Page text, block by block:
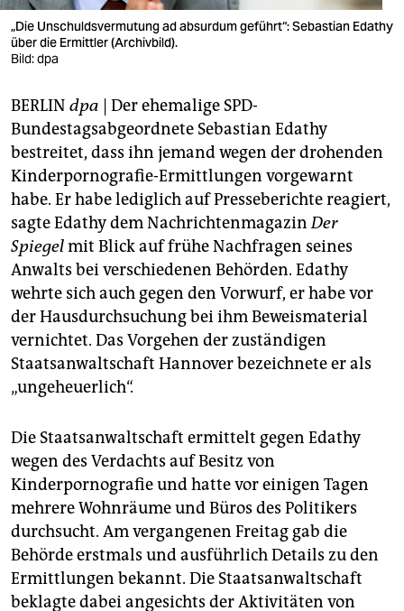
veranstaltungen
shop
fragen & hilfe
unterstützen
abo
genossenschaft
epaper login
„Die Unschuldsvermutung ad absurdum geführt“: Sebastian Edathy
über die Ermittler (Archivbild).
Bild: dpa
BERLIN dpa | Der ehemalige SPD-
Bundestagsabgeordnete Sebastian Edathy
bestreitet, dass ihn jemand wegen der drohenden
Kinderpornografie-Ermittlungen vorgewarnt
habe. Er habe lediglich auf Presseberichte reagiert,
sagte Edathy dem NachrichtenmagazinDer
Spiegelmit Blick auf frühe Nachfragen seines
Anwalts bei verschiedenen Behörden. Edathy
wehrte sich auch gegen den Vorwurf, er habe vor
der Hausdurchsuchung bei ihm Beweismaterial
vernichtet. Das Vorgehen der zuständigen
Staatsanwaltschaft Hannover bezeichnete er als
„ungeheuerlich“.
Die Staatsanwaltschaft ermittelt gegen Edathy
wegen des Verdachts auf Besitz von
Kinderpornografie und hatte vor einigen Tagen
mehrere Wohnräume und Büros des Politikers
durchsucht. Am vergangenen Freitag gab die
Behörde erstmals und ausführlich Details zu den
Ermittlungen bekannt. Die Staatsanwaltschaft
beklagte dabei angesichts der Aktivitäten von